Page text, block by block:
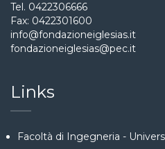
Tel. 0422306666
Fax: 0422301600
info@fondazioneiglesias.it
fondazioneiglesias@pec.it
Links
Facoltà di Ingegneria -